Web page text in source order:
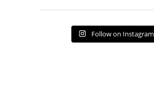
Follow on Instagram